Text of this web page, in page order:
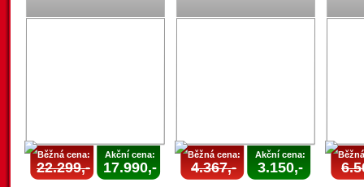
Běžná cena:
22.299,-
Akční cena:
17.990,-
Běžná cena:
4.367,-
Akční cena:
3.150,-